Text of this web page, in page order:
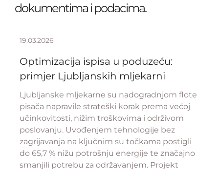
dokumentima i podacima.
19.03.2026
Optimizacija ispisa u poduzeću:
primjer Ljubljanskih mljekarni
Ljubljanske mljekarne su nadogradnjom flote
pisača napravile strateški korak prema većoj
učinkovitosti, nižim troškovima i održivom
poslovanju. Uvođenjem tehnologije bez
zagrijavanja na ključnim su točkama postigli
do 65,7 % nižu potrošnju energije te značajno
smanjili potrebu za održavanjem. Projekt